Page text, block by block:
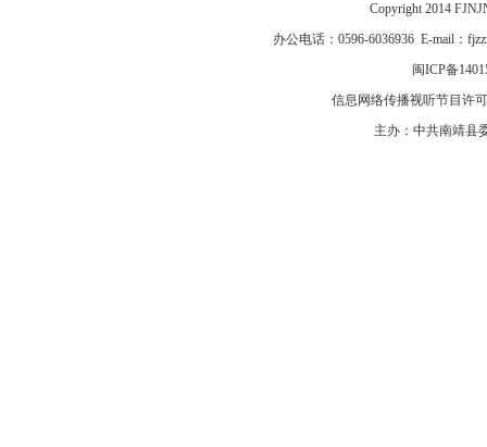
Copyright 2014
办公电话：0596-6036936 E-mail：
闽ICP备
信息网络传播视听节目许
主办：中共南靖县